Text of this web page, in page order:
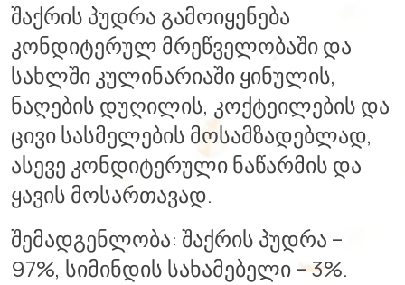
შაქრის პუდრა გამოიყენება
კონდიტერულ მრეწველობაში და
სახლში კულინარიაში ყინულის,
ნაღების დუღილის, კოქტეილების და
ცივი სასმელების მოსამზადებლად,
ასევე კონდიტერული ნაწარმის და
ყავის მოსართავად.
შემადგენლობა: შაქრის პუდრა –
97%, სიმინდის სახამებელი – 3%.